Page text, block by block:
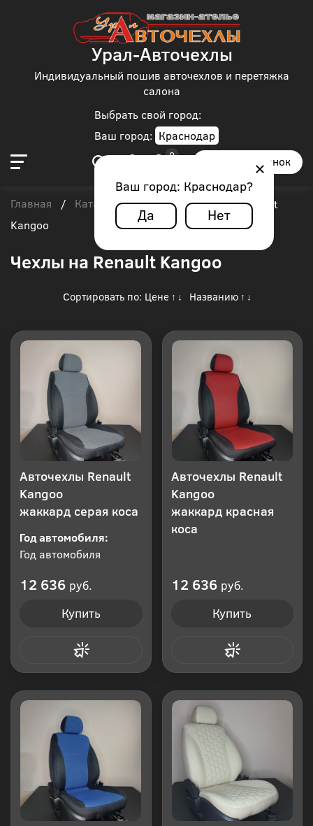
Выбрать свой город:
Ваш город: Краснодар
Ваш город: Краснодар?
Да Нет
Урал-Авточехлы
Индивидуальный пошив авточехлов и перетяжка
салона
Заказать звонок
Главная / Каталог чехлов / Renault / Renault
Kangoo
Чехлы на Renault Kangoo
Сортировать по: Цене ↑ ↓ Названию ↑ ↓
Авточехлы Renault
Kangoo
жаккард серая коса
Год автомобиля:
Год автомобиля
12 636 руб.
Купить
Авточехлы Renault
Kangoo
жаккард красная
коса
12 636 руб.
Купить